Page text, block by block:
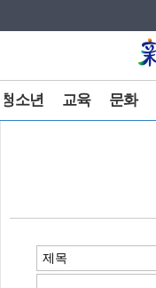
청소년 교육 문화